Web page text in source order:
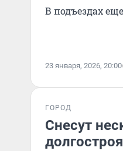
В подъездах
23 января, 2026, 20:00
ГОРОД
Снесут